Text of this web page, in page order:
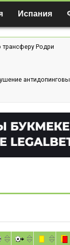
Испания
Родри